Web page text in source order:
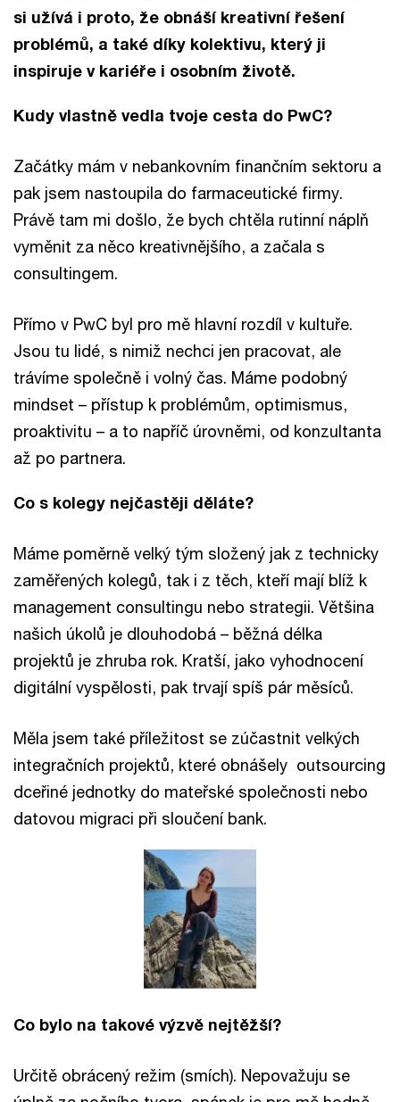
si užívá i proto, že obnáší kreativní řešení
problémů, a také díky kolektivu, který ji
inspiruje v kariéře i osobním životě.
Kudy vlastně vedla tvoje cesta do PwC?
Začátky mám v nebankovním finančním sektoru a
pak jsem nastoupila do farmaceutické firmy.
Právě tam mi došlo, že bych chtěla rutinní náplň
vyměnit za něco kreativnějšího, a začala s
consultingem.
Přímo v PwC byl pro mě hlavní rozdíl v kultuře.
Jsou tu lidé, s nimiž nechci jen pracovat, ale
trávíme společně i volný čas. Máme podobný
mindset – přístup k problémům, optimismus,
proaktivitu – a to napříč úrovněmi, od konzultanta
až po partnera.
Co s kolegy nejčastěji děláte?
Máme poměrně velký tým složený jak z technicky
zaměřených kolegů, tak i z těch, kteří mají blíž k
management consultingu nebo strategii. Většina
našich úkolů je dlouhodobá – běžná délka
projektů je zhruba rok. Kratší, jako vyhodnocení
digitální vyspělosti, pak trvají spíš pár měsíců.
Měla jsem také příležitost se zúčastnit velkých
integračních projektů, které obnášely outsourcing
dceřiné jednotky do mateřské společnosti nebo
datovou migraci při sloučení bank.
Co bylo na takové výzvě nejtěžší?
Určitě obrácený režim (smích). Nepovažuju se